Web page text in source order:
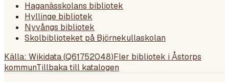
Haganässkolans bibliotek
Hyllinge bibliotek
Nyvångs bibliotek
Skolbiblioteket på Björnekullaskolan
Källa: Wikidata (Q61752048)Fler bibliotek i Åstorps
kommunTillbaka till katalogen